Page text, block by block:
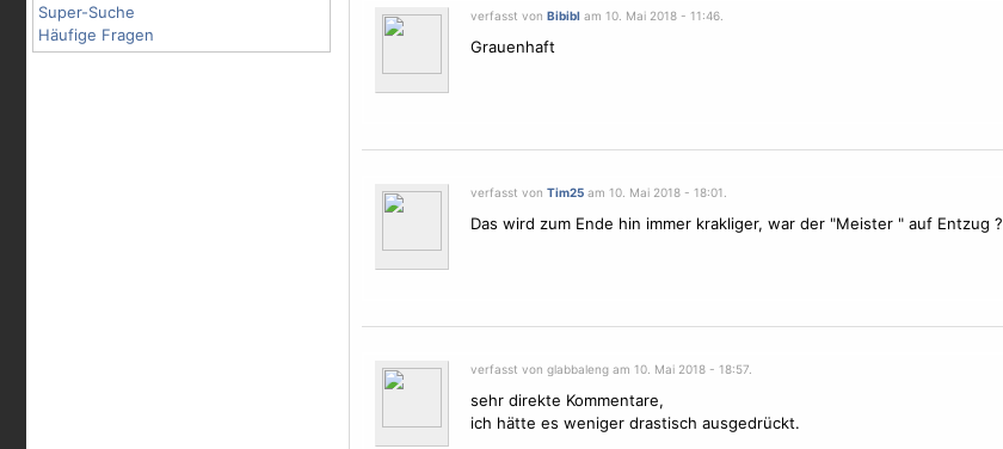
Super-Suche
Häufige Fragen
verfasst von Bibibl am 10. Mai 2018 - 11:46.
Grauenhaft
verfasst von Tim25am 10. Mai 2018 - 18:01.
Das wird zum Ende hin immer krakliger, war der "Meister " auf Entzug ?
verfasst von glabbaleng am 10. Mai 2018 - 18:57.
sehr direkte Kommentare,
ich hätte es weniger drastisch ausgedrückt.